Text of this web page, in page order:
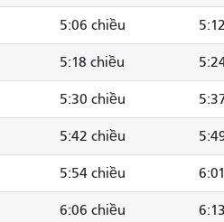
5:06 chiều
5:18 chiều
5:30 chiều
5:42 chiều
5:54 chiều
6:06 chiều